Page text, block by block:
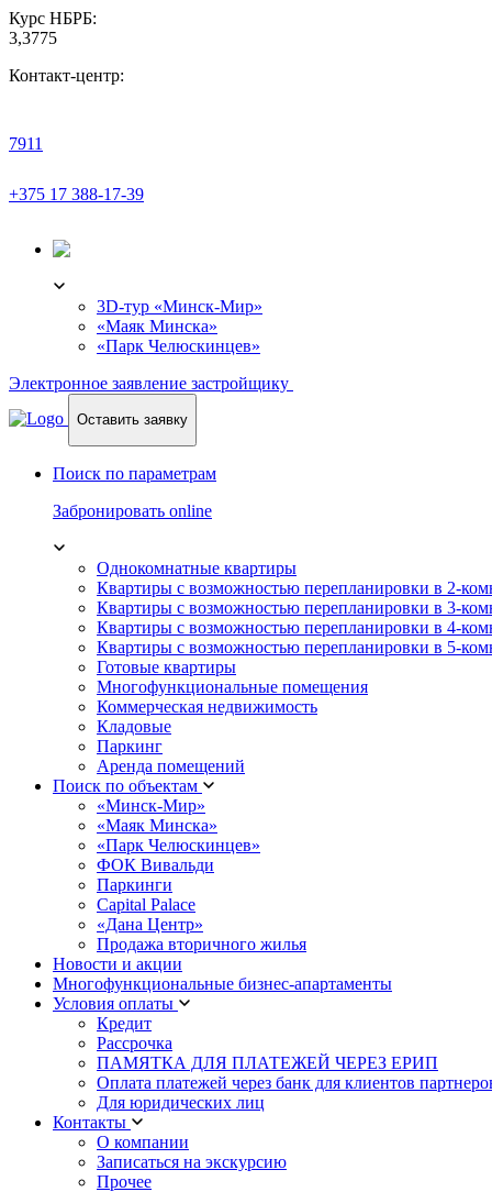
Курс НБРБ:
3,3775
Контакт-центр:
7911
+375 17 388-17-39
3D-тур «Минск-Мир»
«Маяк Минска»
«Парк Челюскинцев»
Электронное заявление застройщику
Оставить заявку
Поиск по параметрам
Забронировать online
Однокомнатные квартиры
Квартиры с возможностью перепланировки в 2-
Квартиры с возможностью перепланировки в 3-
Квартиры с возможностью перепланировки в 4-
Квартиры с возможностью перепланировки в 5-
Готовые квартиры
Многофункциональные помещения
Коммерческая недвижимость
Кладовые
Паркинг
Аренда помещений
Поиск по объектам
«Минск-Мир»
«Маяк Минска»
«Парк Челюскинцев»
ФОК Вивальди
Паркинги
Capital Palace
«Дана Центр»
Продажа вторичного жилья
Новости и акции
Многофункциональные бизнес-апартаменты
Условия оплаты
Кредит
Рассрочка
ПАМЯТКА ДЛЯ ПЛАТЕЖЕЙ ЧЕРЕЗ ЕРИП
Оплата платежей через банк для клиентов
Для юридических лиц
Контакты
О компании
Записаться на экскурсию
Прочее